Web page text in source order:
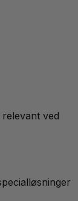
ved